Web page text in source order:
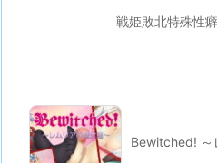
戦姫敗北特殊性
Bewitched! ～